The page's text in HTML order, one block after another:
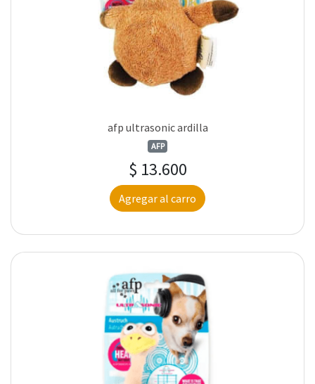
afp ultrasonic ardilla
AFP
$ 13.600
Agregar al carro